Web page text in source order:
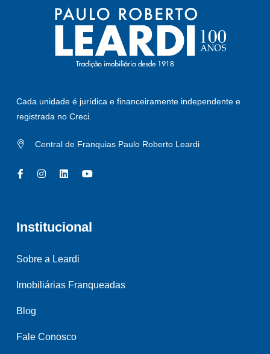
Cada unidade é jurídica e financeiramente independente e
registrada no Creci.
Central de Franquias Paulo Roberto Leardi
Institucional
Sobre a Leardi
Imobiliárias Franqueadas
Blog
Fale Conosco